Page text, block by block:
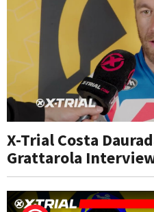
X-Trial Costa
Grattarola